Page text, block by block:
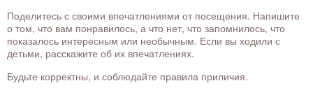
Поделитесь с своими впечатлениями от посещения. Напишите
о том, что вам понравилось, а что нет, что запомнилось, что
показалось интересным или необычным. Если вы ходили с
детьми, расскажите об их впечатлениях.
Будьте корректны, и соблюдайте правила приличия.